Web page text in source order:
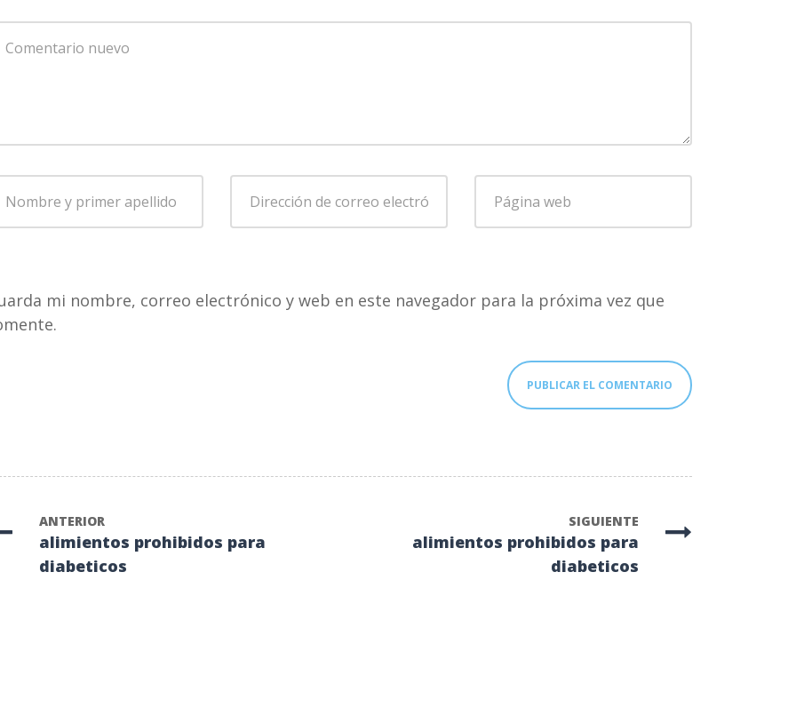
*
correo
web
mi nombre, correo electrónico y web en este navegador para la próxima vez que
ANTERIOR
alimientos prohibidos para
diabeticos
SIGUIENTE
alimientos prohibidos para
diabeticos